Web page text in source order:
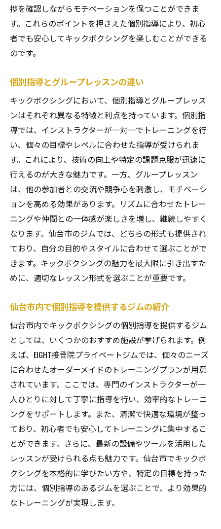
捗を確認しながらモチベーションを保つことができま
す。これらのポイントを押さえた個別指導により、初心
者でも安心してキックボクシングを楽しむことができる
のです。
個別指導とグループレッスンの違い
キックボクシングにおいて、個別指導とグループレッス
ンはそれぞれ異なる特徴と利点を持っています。個別指
導では、インストラクターが一対一でトレーニングを行
い、個々の目標やレベルに合わせた指導が受けられま
す。これにより、技術の向上や特定の課題克服が迅速に
行えるのが大きな魅力です。一方、グループレッスン
は、他の参加者との交流や競争心を刺激し、モチベーシ
ョンを高める効果があります。リズムに合わせたトレー
ニングや仲間との一体感が楽しさを増し、継続しやすく
なります。仙台市のジムでは、どちらの形式も提供され
ており、自分の目的やスタイルに合わせて選ぶことがで
きます。キックボクシングの魅力を最大限に引き出すた
めに、適切なレッスン形式を選ぶことが重要です。
仙台市内で個別指導を提供するジムの紹介
仙台市内でキックボクシングの個別指導を提供するジム
としては、いくつかのおすすめ施設が挙げられます。例
えば、EIGHT接骨院プライベートジムでは、個々のニーズ
に合わせたオーダーメイドのトレーニングプランが用意
されています。ここでは、専門のインストラクターが一
人ひとりに対して丁寧に指導を行い、効率的なトレーニ
ングをサポートします。また、清潔で快適な環境が整っ
ており、初心者でも安心してトレーニングに集中するこ
とができます。さらに、最新の設備やツールを活用した
レッスンが受けられる点も魅力です。仙台市でキックボ
クシングを本格的に学びたい方や、特定の目標を持った
方には、個別指導のあるジムを選ぶことで、より効果的
なトレーニングが実現します。